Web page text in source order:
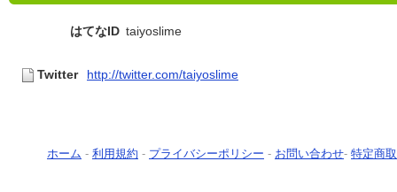
はてなID taiyoslime
Twitter http://twitter.com/taiyoslime
ホーム - 利用規約 - プライバシーポリシー - お問い合わせ- 特定商